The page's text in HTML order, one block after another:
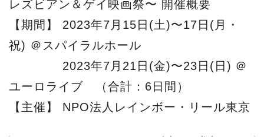
源
2023-07-01
源
東京国際レズビアン＆ゲイ映画祭